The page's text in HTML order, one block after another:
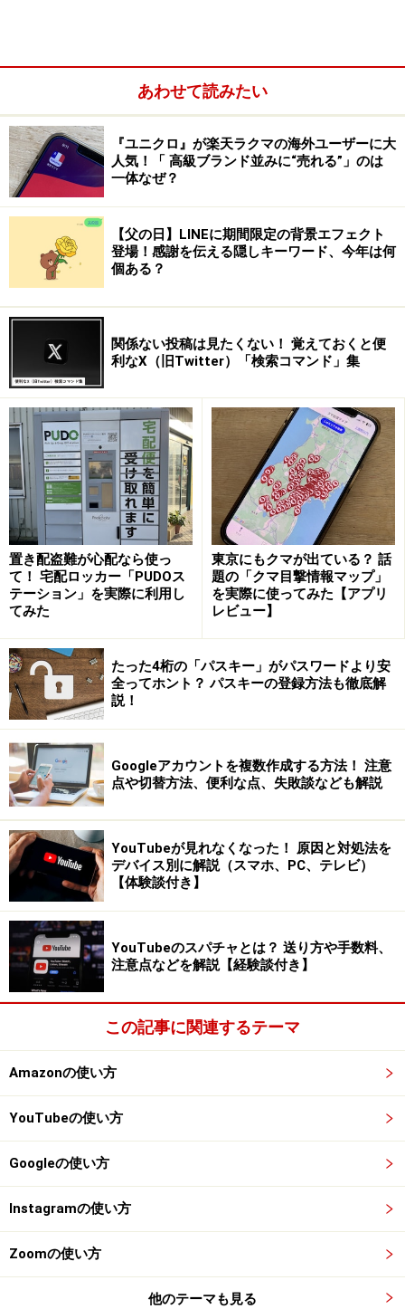
Amazonで2段階認証を設定する方法（SMS
を利用する）
認証コードを受け取る手段として、「SMS（電話番
号）」または「認証アプリ」の2つがあります。以下で
はSMSを利用する方法を解説します。
1. ［アカウントサービス］を選択する
［アカウントサービス］を選択
2. ［ログインとセキュリティ］を選択する
3. ［2段階認証］の［オンにする］を選択する
4. 登録しているメールアドレスにメールが送信される
登録しているメールアドレスにメールが送信される
5. 送信されたメールを開き、［承認または否認してく
ださい］を選択する
［承認または否認してください］を選択
［承認］を選択
7. ［開始する］を選択する
［開始する］を選択
8. 電話番号を入力する
あわせて読みたい
『ユニクロ』が楽天ラクマの海外ユーザーに大
人気！「 高級ブランド並みに“売れる”」のは
一体なぜ？
【父の日】LINEに期間限定の背景エフェクト
登場！感謝を伝える隠しキーワード、今年は何
個ある？
関係ない投稿は見たくない！ 覚えておくと便
利なX（旧Twitter）「検索コマンド」集
置き配盗難が心配なら使っ
て！ 宅配ロッカー「PUDOス
テーション」を実際に利用し
てみた
東京にもクマが出ている？ 話
題の「クマ目撃情報マップ」
を実際に使ってみた【アプリ
レビュー】
たった4桁の「パスキー」がパスワードより安
全ってホント？ パスキーの登録方法も徹底解
説！
Googleアカウントを複数作成する方法！ 注意
点や切替方法、便利な点、失敗談なども解説
YouTubeが見れなくなった！ 原因と対処法を
デバイス別に解説（スマホ、PC、テレビ）
【体験談付き】
YouTubeのスパチャとは？ 送り方や手数料、
注意点などを解説【経験談付き】
この記事に関連するテーマ
Amazonの使い方
YouTubeの使い方
Googleの使い方
Instagramの使い方
Zoomの使い方
他のテーマも見る